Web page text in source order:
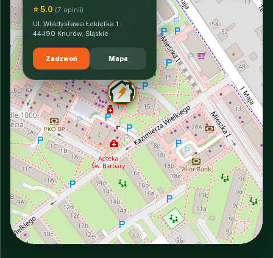
⭐ 5.0 (7 opinii)
Ul. Władysława Łokietka 1
44-190 Knurów, Śląskie
Zadzwoń Mapa
INTERACTIVE VIEW